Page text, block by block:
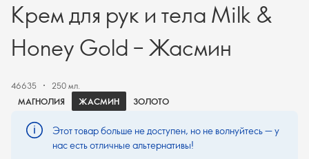
Крем для рук и тела Milk &
Honey Gold – Жасмин
46635
250 мл.
МАГНОЛИЯ
ЖАСМИН ЗОЛОТО
Этот товар больше не доступен, но не волнуйтесь — у
нас есть отличные альтернативы!